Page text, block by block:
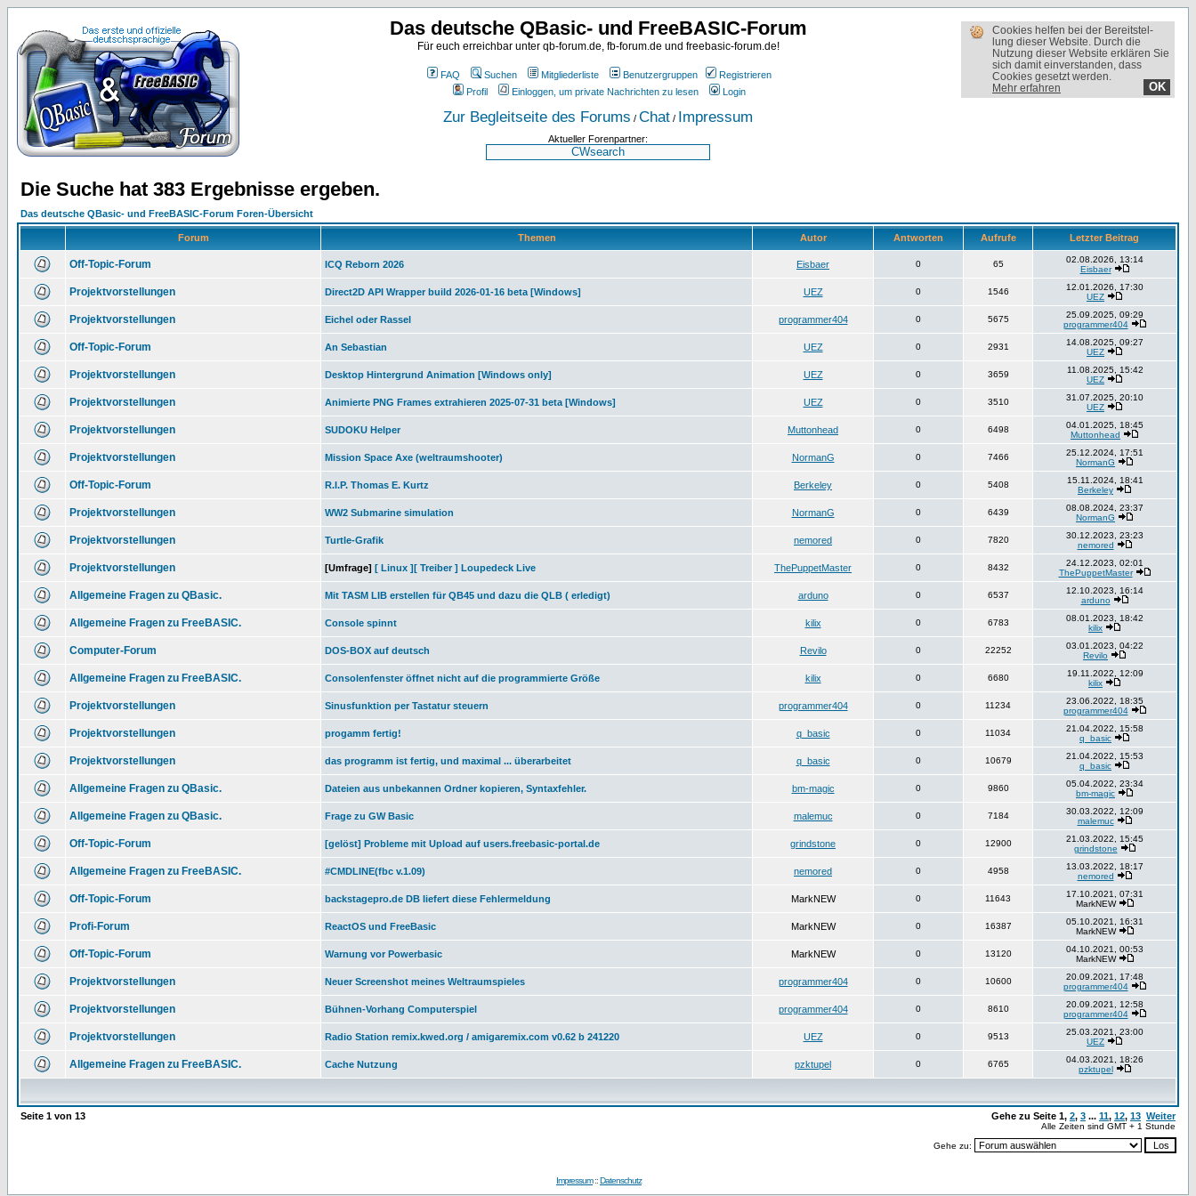
Cookies helfen bei der Bereit­stel­
lung dieser Website. Durch die
Nutzung dieser Website erklären Sie
sich damit einverstanden, dass
Cookies gesetzt werden.
Mehr erfahren
OK
Das deutsche QBasic- und FreeBASIC-Forum
Für euch erreichbar unter qb-forum.de, fb-forum.de und freebasic-forum.de!
FAQ Suchen Mitgliederliste Benutzergruppen
Registrieren
Profil
Einloggen, um private Nachrichten zu lesen Login
Zur Begleitseite des Forums / Chat / Impressum
Aktueller Forenpartner:
Die Suche hat 383 Ergebnisse ergeben.
Das deutsche QBasic- und FreeBASIC-Forum Foren-Übersicht
Forum Themen Autor Antworten Aufrufe Letzter Beitrag
Off-Topic-Forum ICQ Reborn 2026 Eisbaer 0 65
02.08.2026, 13:14
Eisbaer
Projektvorstellungen Direct2D API Wrapper build 2026-01-16 beta [Windows] UEZ 0 1546
12.01.2026, 17:30
UEZ
Projektvorstellungen Eichel oder Rassel programmer404 0 5675
25.09.2025, 09:29
programmer404
Off-Topic-Forum An Sebastian UEZ 0 2931
14.08.2025, 09:27
UEZ
Projektvorstellungen Desktop Hintergrund Animation [Windows only] UEZ 0 3659
11.08.2025, 15:42
UEZ
Projektvorstellungen Animierte PNG Frames extrahieren 2025-07-31 beta [Windows] UEZ 0 3510
31.07.2025, 20:10
UEZ
Projektvorstellungen SUDOKU Helper Muttonhead 0 6498
04.01.2025, 18:45
Muttonhead
Projektvorstellungen Mission Space Axe (weltraumshooter) NormanG 0 7466
25.12.2024, 17:51
NormanG
Off-Topic-Forum R.I.P. Thomas E. Kurtz Berkeley 0 5408
15.11.2024, 18:41
Berkeley
Projektvorstellungen WW2 Submarine simulation NormanG 0 6439
08.08.2024, 23:37
NormanG
Projektvorstellungen Turtle-Grafik nemored 0 7820
30.12.2023, 23:23
nemored
Projektvorstellungen [Umfrage] [ Linux ][ Treiber ] Loupedeck Live ThePuppetMaster 0 8432
24.12.2023, 02:01
ThePuppetMaster
Allgemeine Fragen zu QBasic. Mit TASM LIB erstellen für QB45 und dazu die QLB ( erledigt) arduno 0 6537
12.10.2023, 16:14
arduno
Allgemeine Fragen zu FreeBASIC. Console spinnt kilix 0 6783
08.01.2023, 18:42
kilix
Computer-Forum DOS-BOX auf deutsch Revilo 0 22252
03.01.2023, 04:22
Revilo
Allgemeine Fragen zu FreeBASIC. Consolenfenster öffnet nicht auf die programmierte Größe kilix 0 6680
19.11.2022, 12:09
kilix
Projektvorstellungen Sinusfunktion per Tastatur steuern programmer404 0 11234
23.06.2022, 18:35
programmer404
Projektvorstellungen progamm fertig! q_basic 0 11034
21.04.2022, 15:58
q_basic
Projektvorstellungen das programm ist fertig, und maximal ... überarbeitet q_basic 0 10679
21.04.2022, 15:53
q_basic
Allgemeine Fragen zu QBasic. Dateien aus unbekannen Ordner kopieren, Syntaxfehler. bm-magic 0 9860
05.04.2022, 23:34
bm-magic
Allgemeine Fragen zu QBasic. Frage zu GW Basic malemuc 0 7184
30.03.2022, 12:09
malemuc
Off-Topic-Forum [gelöst] Probleme mit Upload auf users.freebasic-portal.de grindstone 0 12900
21.03.2022, 15:45
grindstone
Allgemeine Fragen zu FreeBASIC. #CMDLINE(fbc v.1.09) nemored 0 4958
13.03.2022, 18:17
nemored
Off-Topic-Forum backstagepro.de DB liefert diese Fehlermeldung MarkNEW 0 11643
17.10.2021, 07:31
MarkNEW
Profi-Forum ReactOS und FreeBasic MarkNEW 0 16387
05.10.2021, 16:31
MarkNEW
Off-Topic-Forum Warnung vor Powerbasic MarkNEW 0 13120
04.10.2021, 00:53
MarkNEW
Projektvorstellungen Neuer Screenshot meines Weltraumspieles programmer404 0 10600
20.09.2021, 17:48
programmer404
Projektvorstellungen Bühnen-Vorhang Computerspiel programmer404 0 8610
20.09.2021, 12:58
programmer404
Projektvorstellungen Radio Station remix.kwed.org / amigaremix.com v0.62 b 241220 UEZ 0 9513
25.03.2021, 23:00
UEZ
Allgemeine Fragen zu FreeBASIC. Cache Nutzung pzktupel 0 6765
04.03.2021, 18:26
pzktupel
Seite 1 von 13 Gehe zu Seite 1, 2, 3 ... 11, 12, 13 Weiter
Alle Zeiten sind GMT + 1 Stunde
Gehe zu:
Impressum::Datenschutz